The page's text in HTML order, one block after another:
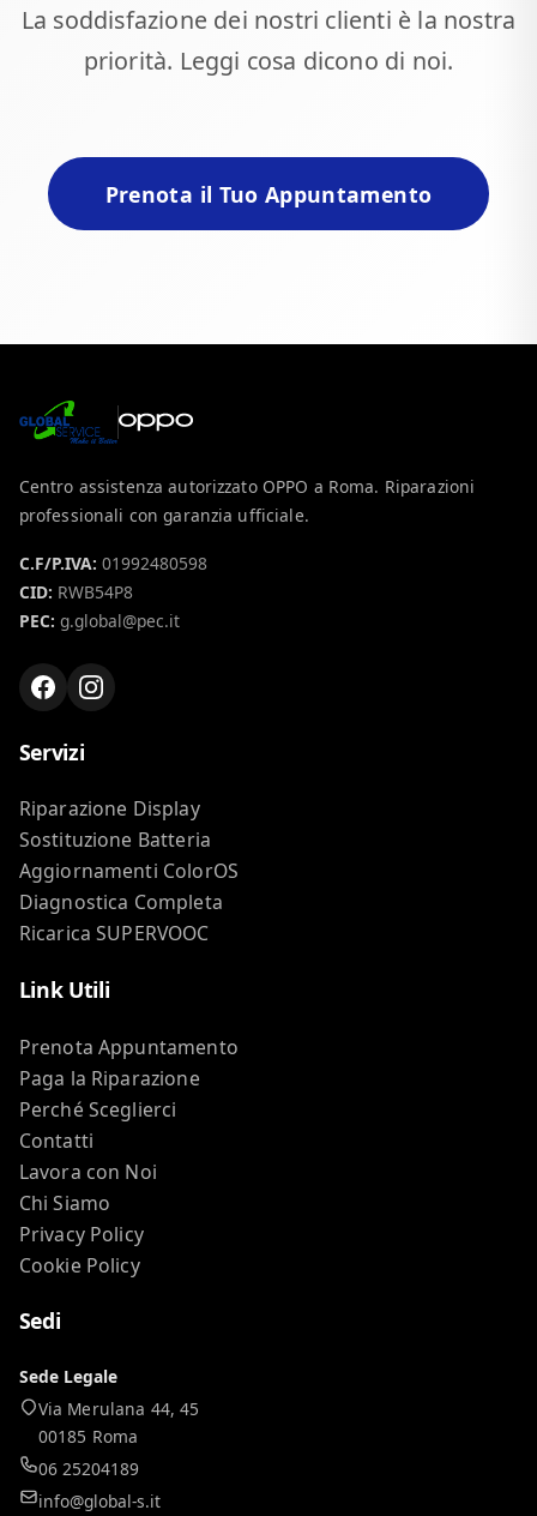
La soddisfazione dei nostri clienti è la nostra
priorità. Leggi cosa dicono di noi.
Prenota il Tuo Appuntamento
Centro assistenza autorizzato OPPO a Roma. Riparazioni
professionali con garanzia ufficiale.
C.F/P.IVA: 01992480598
CID: RWB54P8
PEC: g.global@pec.it
Servizi
Riparazione Display
Sostituzione Batteria
Aggiornamenti ColorOS
Diagnostica Completa
Ricarica SUPERVOOC
Link Utili
Prenota Appuntamento
Paga la Riparazione
Perché Sceglierci
Contatti
Lavora con Noi
Chi Siamo
Privacy Policy
Cookie Policy
Sedi
Sede Legale
Via Merulana 44, 45
00185 Roma
06 25204189
info@global-s.it